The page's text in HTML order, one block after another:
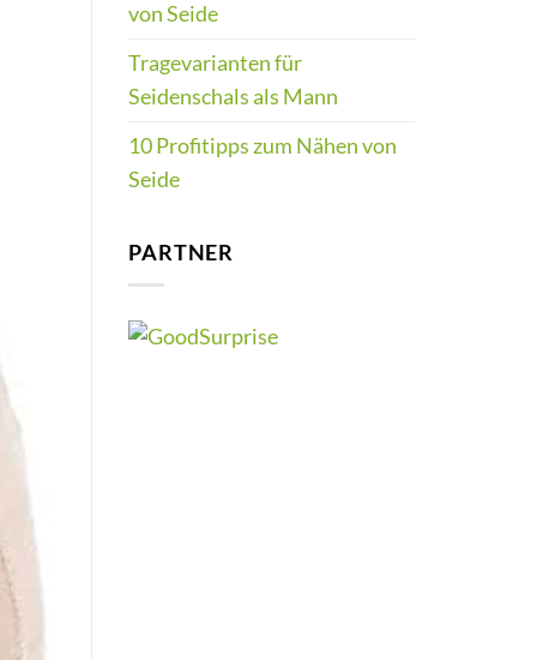
von Seide
Tragevarianten für
Seidenschals als Mann
10 Profitipps zum Nähen von
Seide
PARTNER